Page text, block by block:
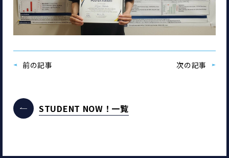
前の記事 次の記事
STUDENT NOW！一覧